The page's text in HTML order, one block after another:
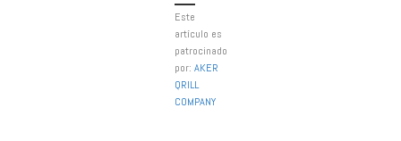
Este
artículo es
patrocinado
por: AKER
QRILL
COMPANY